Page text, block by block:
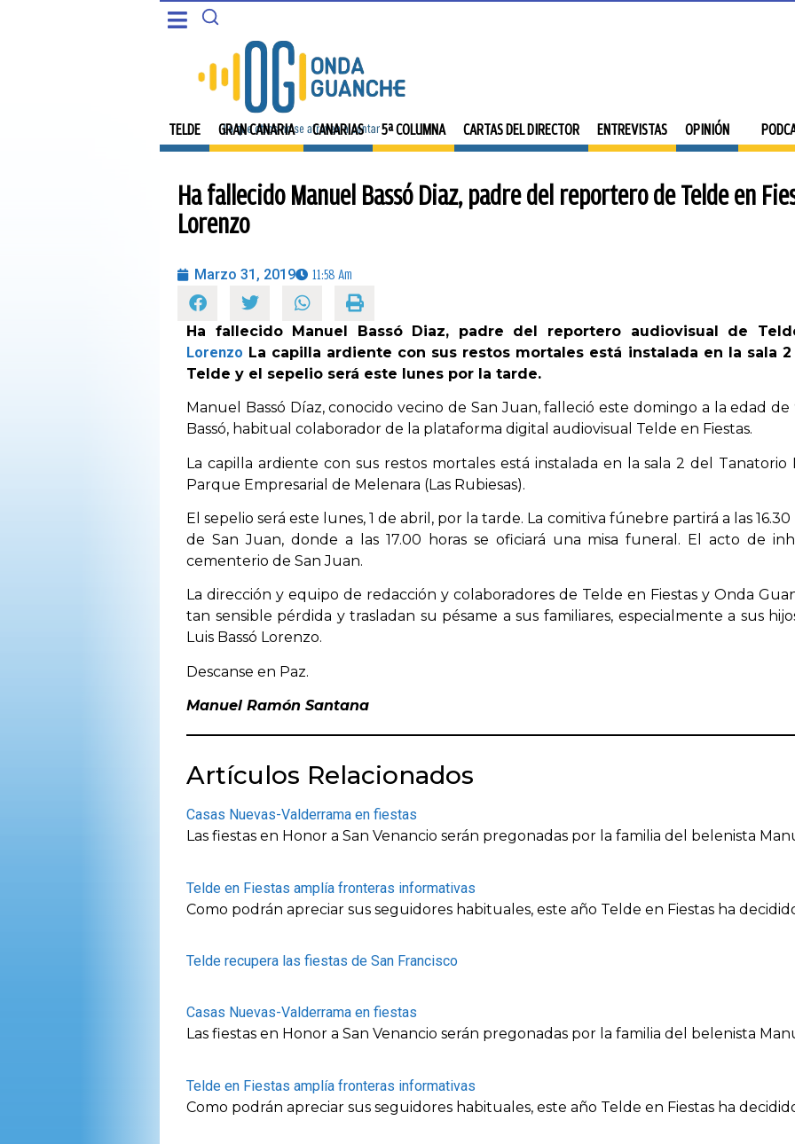
PORTADA
CANARIAS
5ª COLUMNA
CARTAS DEL DIRECTOR
ENTREVISTAS
OPINIÓN
PROGRAMAS
TELDE GRAN CANARIA CANARIAS 5ª COLUMNA CARTAS DEL DIRECTOR ENTREVISTAS OPINIÓN
5ª COLUMNA
CARTAS DEL DIRECTOR
ENTREVISTAS
PROGRAMAS
Ha fallecido Manuel Bassó Diaz, padre del reportero de Telde en
Lorenzo
Marzo 31, 2019 11:58 Am
Ha fallecido Manuel Bassó Diaz, padre del reportero audiovisual de
Lorenzo La capilla ardiente con sus restos mortales está instalada en la sala
Telde y el sepelio será este lunes por la tarde.
Manuel Bassó Díaz, conocido vecino de San Juan, falleció este domingo a la edad
Bassó, habitual colaborador de la plataforma digital audiovisual Telde en Fiestas.
La capilla ardiente con sus restos mortales está instalada en la sala 2 del
Parque Empresarial de Melenara (Las Rubiesas).
El sepelio será este lunes, 1 de abril, por la tarde. La comitiva fúnebre partirá a las
de San Juan, donde a las 17.00 horas se oficiará una misa funeral. El acto de
cementerio de San Juan.
La dirección y equipo de redacción y colaboradores de Telde en Fiestas y Onda
tan sensible pérdida y trasladan su pésame a sus familiares, especialmente a sus
Luis Bassó Lorenzo.
Descanse en Paz.
Manuel Ramón Santana
Artículos Relacionados
Casas Nuevas-Valderrama en fiestas
Las fiestas en Honor a San Venancio serán pregonadas por la familia del belenista
Telde en Fiestas amplía fronteras informativas
Como podrán apreciar sus seguidores habituales, este año Telde en Fiestas ha
Telde recupera las fiestas de San Francisco
Casas Nuevas-Valderrama en fiestas
Las fiestas en Honor a San Venancio serán pregonadas por la familia del belenista
Telde en Fiestas amplía fronteras informativas
Como podrán apreciar sus seguidores habituales, este año Telde en Fiestas ha